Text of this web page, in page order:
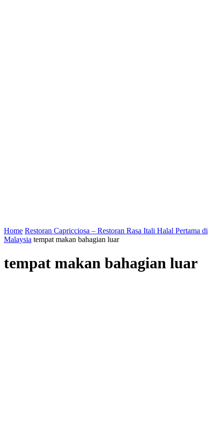
Home Restoran Capricciosa – Restoran Rasa Itali Halal Pertama di
Malaysia tempat makan bahagian luar
tempat makan bahagian luar